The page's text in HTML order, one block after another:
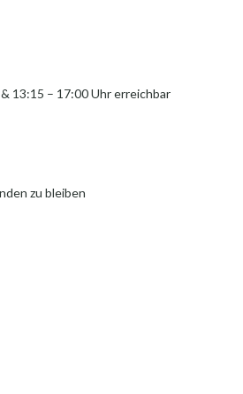
13:15 – 17:00 Uhr erreichbar
zu bleiben